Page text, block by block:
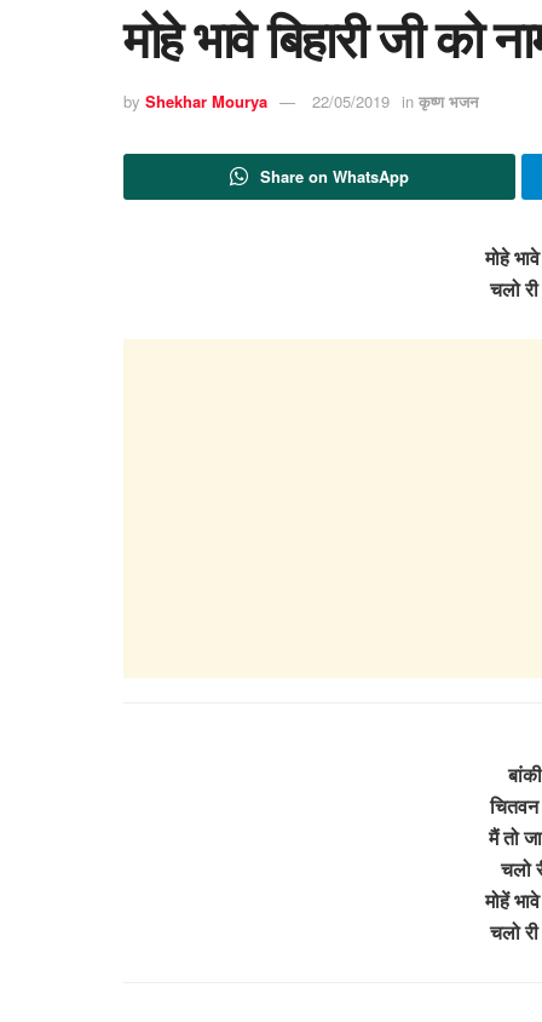
मोहे भावे बिहारी जी को
by Shekhar Mourya 22/05/2019 in कृष्ण भजन
Share on WhatsApp
मोहे
चलो
मैं तो
चलो
मोहें
चलो